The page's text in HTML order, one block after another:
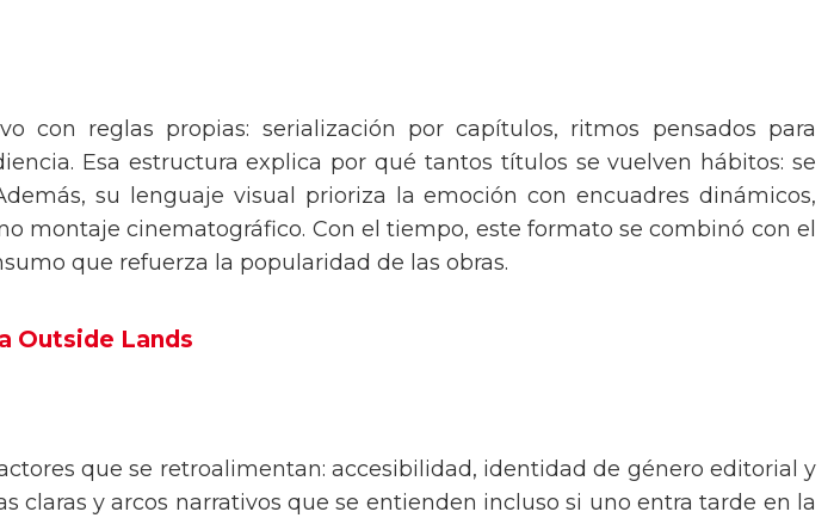
con reglas propias: serialización por capítulos, ritmos pensados para
Esa estructura explica por qué tantos títulos se vuelven hábitos: se
su lenguaje visual prioriza la emoción con encuadres dinámicos,
montaje cinematográfico. Con el tiempo, este formato se combinó con el
que refuerza la popularidad de las obras.
Outside Lands
que se retroalimentan: accesibilidad, identidad de género editorial y
claras y arcos narrativos que se entienden incluso si uno entra tarde en la